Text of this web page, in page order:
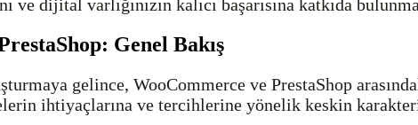
ve dijital varlığınızın kalıcı başarısına katkıda
Genel Bakış
gelince, WooCommerce ve PrestaShop
ihtiyaçlarına ve tercihlerine yönelik keskin